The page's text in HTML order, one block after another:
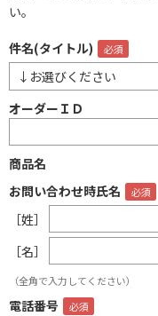
い。
件名(タイトル)
オーダーＩＤ
商品名
お問い合わせ時氏名
［姓］
［名］
（全角で入力してください）
電話番号